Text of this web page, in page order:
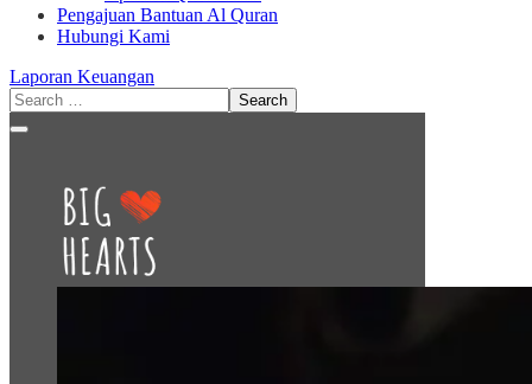
Pengajuan Bantuan Al Quran
Hubungi Kami
Laporan Keuangan